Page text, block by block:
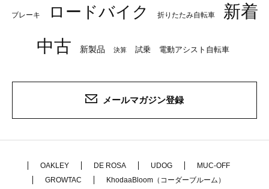
ブレーキ ロードバイク 折りたたみ自転車
新着
中古
新製品 決算 試乗 電動アシスト自転車
メールマガジン登録
OAKLEY DE ROSA UDOG
MUC-OFF
GROWTAC
KhodaaBloom（コーダーブルーム）